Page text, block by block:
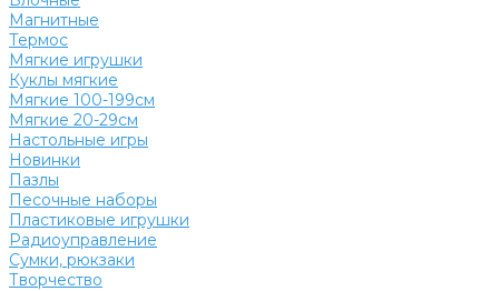
Магнитные
Термос
Мягкие игрушки
Куклы мягкие
Мягкие 100-199см
Мягкие 20-29см
Настольные игры
Новинки
Пазлы
Песочные наборы
Пластиковые игрушки
Радиоуправление
Сумки, рюкзаки
Творчество